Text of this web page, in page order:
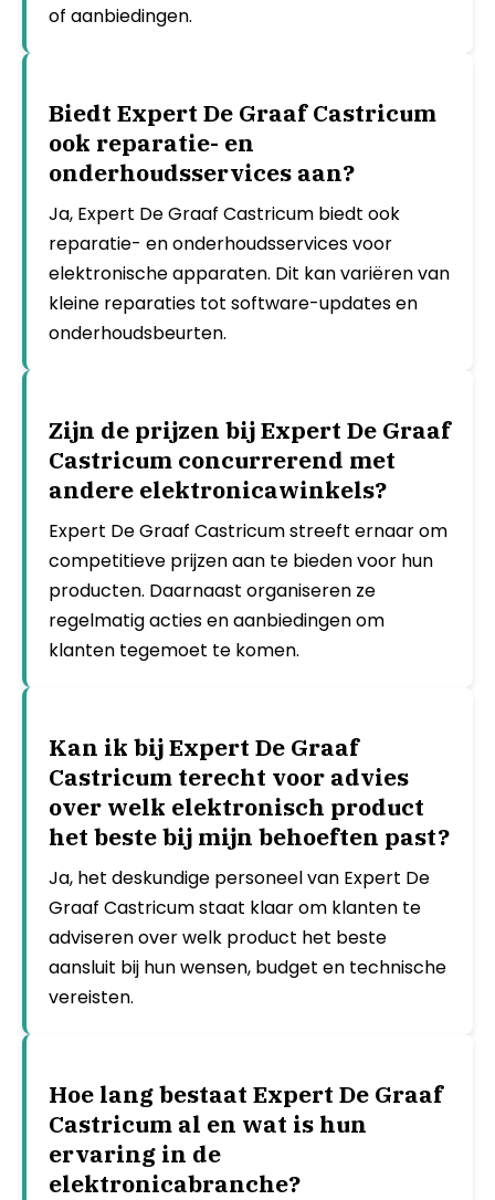
of aanbiedingen.
Biedt Expert De Graaf Castricum
ook reparatie- en
onderhoudsservices aan?
Ja, Expert De Graaf Castricum biedt ook
reparatie- en onderhoudsservices voor
elektronische apparaten. Dit kan variëren van
kleine reparaties tot software-updates en
onderhoudsbeurten.
Zijn de prijzen bij Expert De Graaf
Castricum concurrerend met
andere elektronicawinkels?
Expert De Graaf Castricum streeft ernaar om
competitieve prijzen aan te bieden voor hun
producten. Daarnaast organiseren ze
regelmatig acties en aanbiedingen om
klanten tegemoet te komen.
Kan ik bij Expert De Graaf
Castricum terecht voor advies
over welk elektronisch product
het beste bij mijn behoeften past?
Ja, het deskundige personeel van Expert De
Graaf Castricum staat klaar om klanten te
adviseren over welk product het beste
aansluit bij hun wensen, budget en technische
vereisten.
Hoe lang bestaat Expert De Graaf
Castricum al en wat is hun
ervaring in de
elektronicabranche?